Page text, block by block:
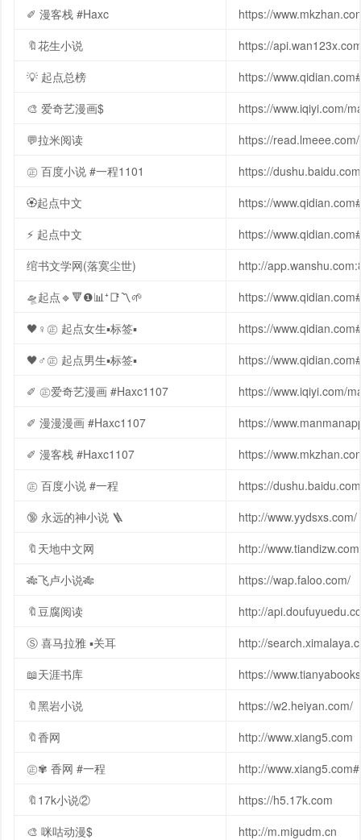
✐ 漫客栈 #Haxc
https://
🔖花生小说
https://
💡 起点总榜
https://
🎨 爱奇艺漫画$
https://www.iqiyi.com/
💬拉米阅读
https://read.lmeee.com/
㊣ 百度小说 #一程1101
https://
🏵起点中文
https://
⚡ 起点中文
https://www.qidian.com#
绾书文学网(落寞尘世)
http://
🛸起点🔹🔻❶📊⁺📑〽️🌱
https://
🖤♀㊣ 起点女生▪标签▪
https://
🖤♂㊣ 起点男生▪标签▪︎
https://
✐ ㊣爱奇艺漫画 #Haxc1107
https://www.iqiyi.com/
✐ 漫漫漫画 #Haxc1107
https://
✐ 漫客栈 #Haxc1107
https://
㊣ 百度小说 #一程
https://
🔞 永远的神小说 🪜
http://www.yydsxs.com/
🔖天地中文网
http://www.tiandizw.com
🎋飞卢小说🎋
https://wap.faloo.com/
🔖豆腐阅读
http://
Ⓢ 喜马拉雅 ▪︎关耳
http://
📖天涯书库
https://
🔖黑岩小说
https://w2.heiyan.com/
🔖香网
http://www.xiang5.com
㊣✾ 香网 #一程
http://
🔖17k小说②
https://h5.17k.com
🎨 咪咕动漫$
http://m.migudm.cn